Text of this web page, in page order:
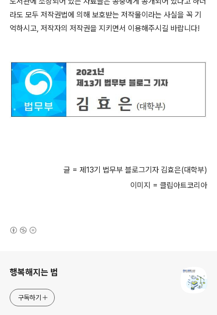
라도 모두 저작권법에 의해 보호받는 저작물이라는 사실을 꼭 기
억하시고, 저작자의 저작권을 지키면서 이용해주시길 바랍니다!
글 = 제 13기 법무부 블로그기자 김효은(대학부)
이미지 = 클립아트코리아
행복해지는 법
구독하기